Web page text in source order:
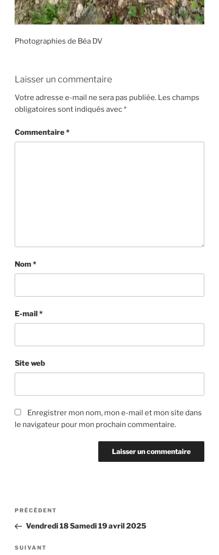
Photographies de Béa DV
Laisser un commentaire
Votre adresse e-mail ne sera pas publiée. Les champs
obligatoires sont indiqués avec*
Commentaire*
Nom*
E-mail*
Site web
Enregistrer mon nom, mon e-mail et mon site dans
le navigateur pour mon prochain commentaire.
Navigation
l’article
Article
précédent
PRÉCÉDENT
Vendredi 18 Samedi 19 avril 2025
Article
SUIVANT